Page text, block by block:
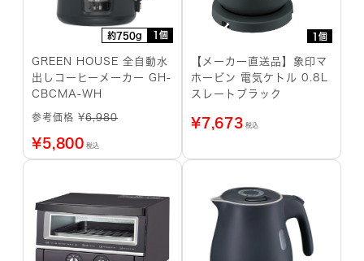
約750g 1個
GREEN HOUSE 全自動水
出しコーヒーメーカー GH-
CBCMA-WH
参考価格 ¥6,980
¥5,800 税込
1個
【メーカー直送品】象印マ
ホービン 電気ケトル 0.8L
スレートブラック
¥7,673 税込